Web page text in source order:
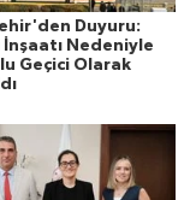
Duyuru:
İnşaatı Nedeniyle
Geçici Olarak